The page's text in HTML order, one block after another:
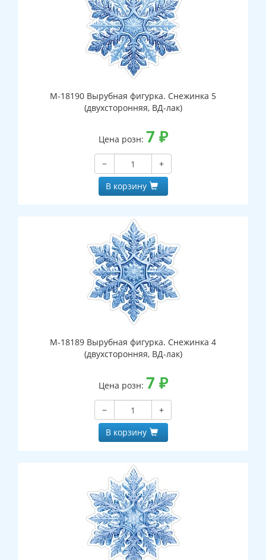
М-18190 Вырубная фигурка. Снежинка 5
(двухсторонняя, ВД-лак)
Цена розн: 7 ₽
−
+
В корзину
М-18189 Вырубная фигурка. Снежинка 4
(двухсторонняя, ВД-лак)
Цена розн: 7 ₽
−
+
В корзину